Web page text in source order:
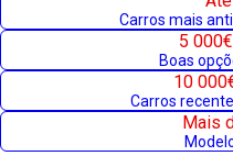
Carros mais
5
Boas
10
Carros
Mais